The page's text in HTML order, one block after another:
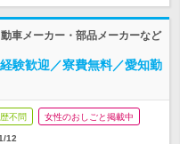
車メーカー・部品メーカーなど
験歓迎／寮費無料／愛知勤
不問 女性のおしごと掲載中
12